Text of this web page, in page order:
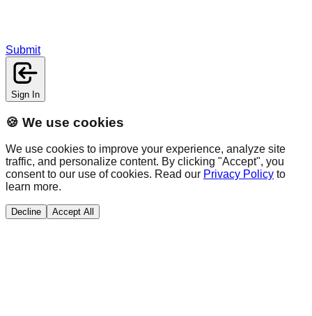
Submit
Sign In
🍪 We use cookies
We use cookies to improve your experience, analyze site
traffic, and personalize content. By clicking "Accept", you
consent to our use of cookies. Read our Privacy Policy to
learn more.
Decline Accept All